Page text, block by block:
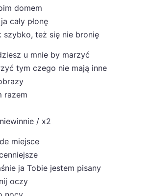
domem
cały płonę
szybko, też się nie bronię
u mnie by marzyć
tym czego nie mają inne
razem
/ x2
miejsce
ja Tobie jestem pisany
oczy